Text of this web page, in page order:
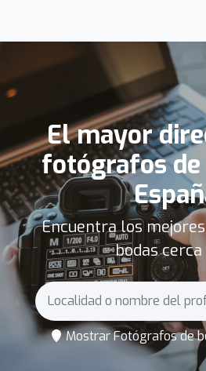
El mayor
fotógrafos de
Encuentra los
bodas cerca
Mostrar Fotógrafos de